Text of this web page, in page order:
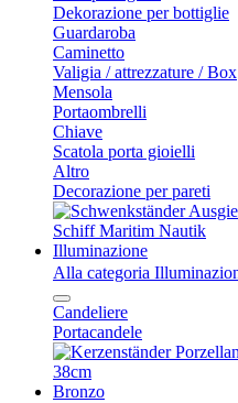
Dekorazione per bottiglie
Guardaroba
Caminetto
Valigia / attrezzature / Box
Mensola
Portaombrelli
Chiave
Scatola porta gioielli
Altro
Decorazione per pareti
Illuminazione
Alla categoria
Candeliere
Portacandele
Bronzo